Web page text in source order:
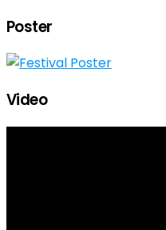
Poster
Video